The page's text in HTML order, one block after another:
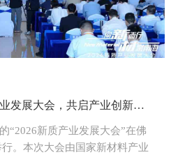
蒙娜丽莎亮相2026新质产业发展大会，共启产业创新联盟新篇章
“2026新质产业发展大会”在佛
。本次大会由国家新材料产业